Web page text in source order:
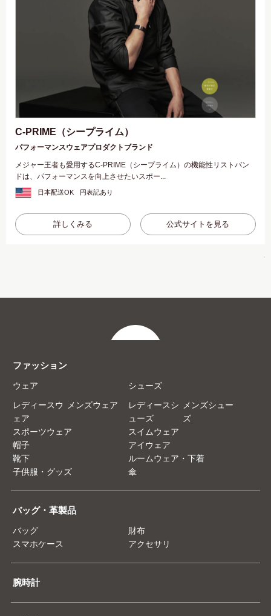
C-PRIME（シープライム）
パフォーマンスウェアプロダクトブランド
メジャー王者も愛用するC-PRIME（シープライム）の機能性リストバン
ドは、パフォーマンスを向上させたいスポー...
日本配送OK 円表記あり
詳しくみる 公式サイトを見る
ファッション
ウェア
レディースウ
ェア
メンズウェア
シューズ
レディースシ
ューズ
メンズシュー
ズ
スポーツウェア
スイムウェア
帽子
アイウェア
靴下
ルームウェア・下着
子供服・グッズ
傘
バッグ・革製品
バッグ
財布
スマホケース
アクセサリ
腕時計